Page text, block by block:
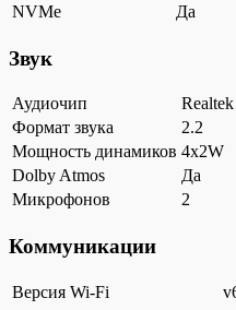
NVMe
Да
Звук
Аудиочип
Формат звука
2.2
Мощность динамиков 4x2W
Dolby Atmos
Да
Микрофонов
2
Коммуникации
Версия Wi-Fi